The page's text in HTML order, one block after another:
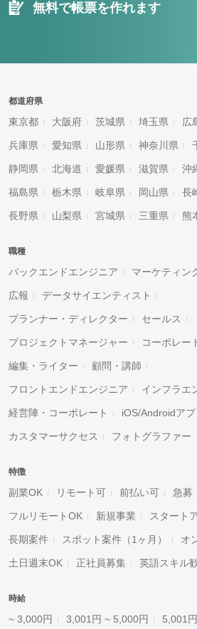
無料で帳票を作れます
都道府県
東京都 大阪府 茨城県 埼玉県 広
兵庫県 愛知県 山形県 神奈川県
静岡県 北海道 愛媛県 滋賀県 沖
福島県 栃木県 岐阜県 岡山県 長
長野県 山梨県 宮城県 三重県 熊
職種
バックエンドエンジニア マーケティン
広報 データサイエンティスト
プランナー・ディレクター セールス
プロジェクトマネージャー コーポレー
編集・ライター 顧問・講師
フロントエンドエンジニア インフラエ
経営陣・コーポレート iOS/Androidア
カスタマーサクセス フォトグラファー
特徴
副業OK リモート可 前払い可 急募
フルリモートOK 新規事業 スタート
長期案件 スポット案件（1ヶ月） オ
土日週末OK 正社員募集 英語スキル
時給
~ 3,000円 3,001円 ~ 5,000円 5,001